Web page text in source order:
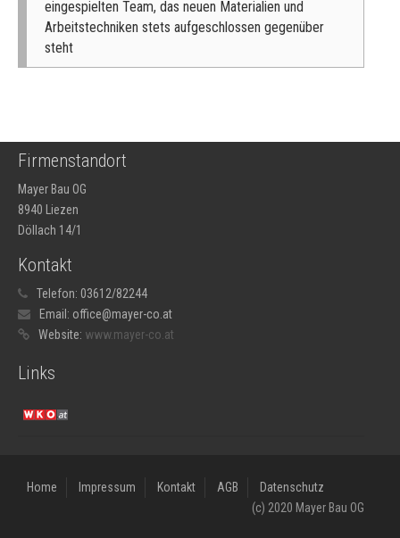
eingespielten Team, das neuen Materialien und
Arbeitstechniken stets aufgeschlossen gegenüber
steht
Firmenstandort
Mayer Bau OG
8940 Liezen
Döllach 14/1
Kontakt
Telefon: 03612/82244
Email: office@mayer-co. at
Website: www.mayer-co.at
Links
Home Impressum Kontakt AGB
Datenschutz
(c) 2020 Mayer Bau OG